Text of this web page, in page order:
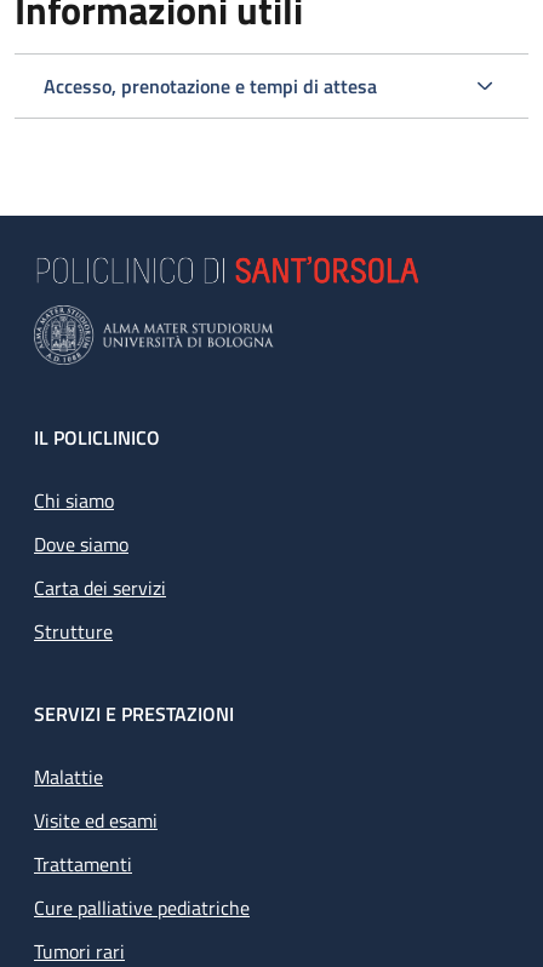
Accesso, prenotazione e tempi di attesa
Footer
IL POLICLINICO
Chi siamo
Dove siamo
Carta dei servizi
Strutture
SERVIZI E PRESTAZIONI
Malattie
Visite ed esami
Trattamenti
Cure palliative pediatriche
Tumori rari